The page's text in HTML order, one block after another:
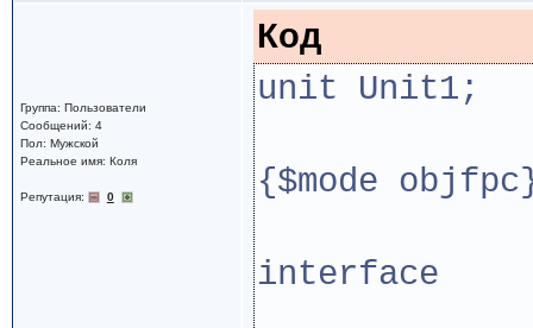
Группа: Пользователи
Сообщений: 4
Пол: Мужской
Реальное имя: Коля
Репутация: 0
Код
unit Unit1;
{$mode
interface